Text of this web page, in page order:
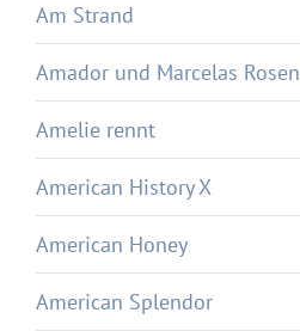
Am Strand
Amador und Marcelas Rosen
Amelie rennt
American History X
American Honey
American Splendor